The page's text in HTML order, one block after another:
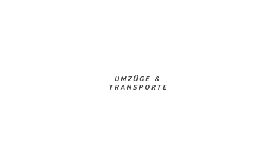
UMZÜGE &
TRANSPORTE